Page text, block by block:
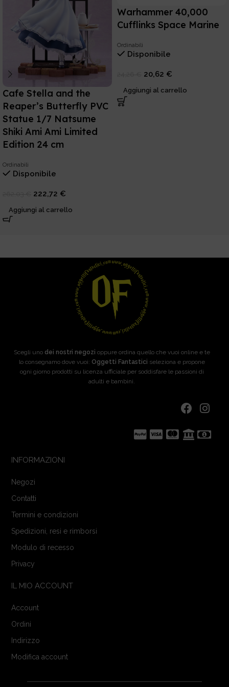
Cafe Stella and the
Reaper’s Butterfly PVC
Statue 1/7 Natsume
Shiki Ami Ami Limited
Edition 24 cm
Ordinabili
Disponibile
222,72 €
Aggiungi al carrello
Warhammer 40,000
Cufflinks Space Marine
Ordinabili
Disponibile
20,62 €
Aggiungi al carrello
Scegli uno dei nostri negozi oppure ordina quello che vuoi online e te
lo consegnamo dove vuoi: Oggetti Fantastici seleziona e propone
ogni giorno prodotti su licenza ufficiale per soddisfare le passioni di
adulti e bambini.
INFORMAZIONI
Negozi
Contatti
Termini e condizioni
Spedizioni, resi e rimborsi
Modulo di recesso
Privacy
IL MIO ACCOUNT
Account
Ordini
Indirizzo
Modifica account